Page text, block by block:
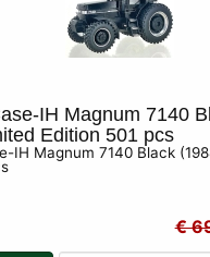
IH Magnum 7140
Edition 501 pcs
IH Magnum 7140 Black
€